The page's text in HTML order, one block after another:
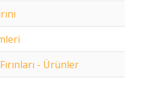
- Ürünler